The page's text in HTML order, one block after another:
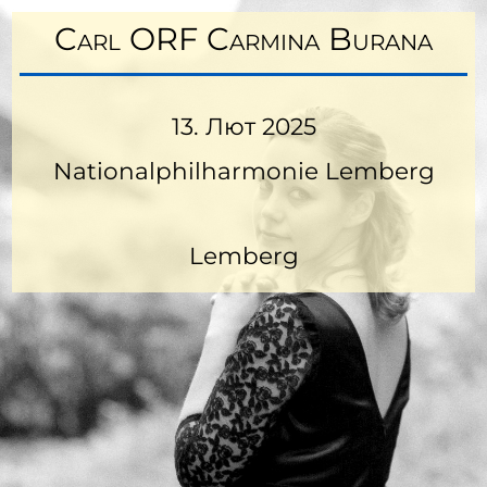
Carl ORF Carmina Burana
13. Лют 2025
Nationalphilharmonie Lemberg
Lemberg